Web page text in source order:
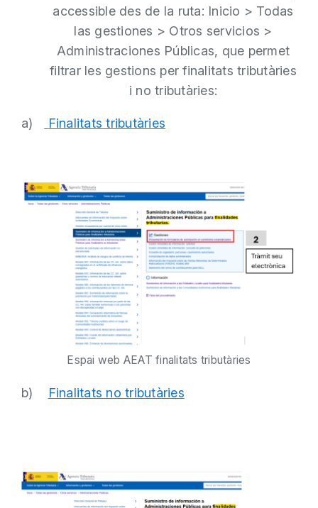
accessible des de la ruta: Inicio > Todas
las gestiones > Otros servicios >
Administraciones Públicas, que permet
filtrar les gestions per finalitats tributàries
i no tributàries:
a) Finalitats tributàries
Espai web AEAT finalitats tributàries
b) Finalitats no tributàries